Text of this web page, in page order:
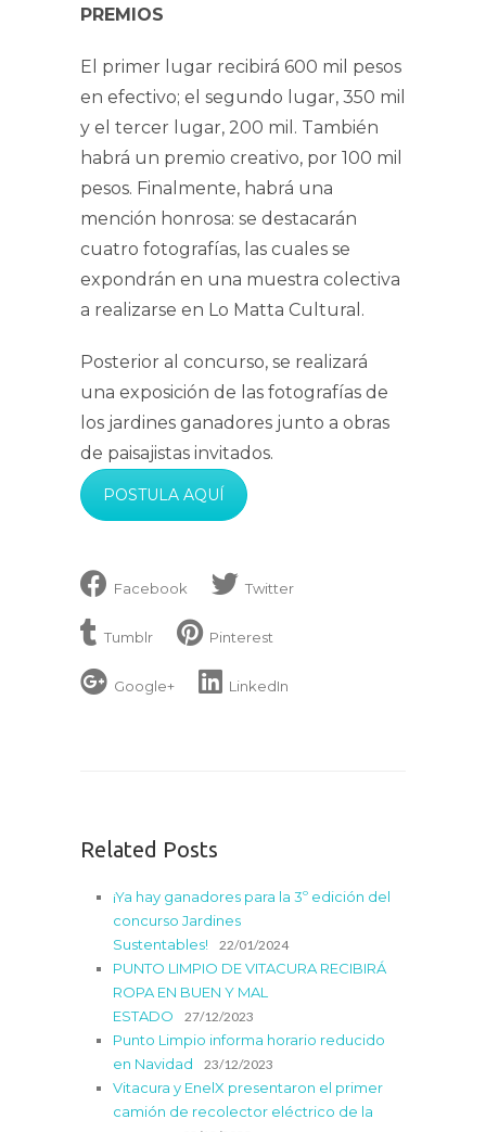
PREMIOS
El primer lugar recibirá 600 mil pesos
en efectivo; el segundo lugar, 350 mil
y el tercer lugar, 200 mil. También
habrá un premio creativo, por 100 mil
pesos. Finalmente, habrá una
mención honrosa: se destacarán
cuatro fotografías, las cuales se
expondrán en una muestra colectiva
a realizarse en Lo Matta Cultural.
Posterior al concurso, se realizará
una exposición de las fotografías de
los jardines ganadores junto a obras
de paisajistas invitados.
POSTULA AQUÍ
Facebook Twitter
Tumblr Pinterest
Google+ LinkedIn
Related Posts
¡Ya hay ganadores para la 3º edición del
concurso Jardines
Sustentables!
22/01/2024
PUNTO LIMPIO DE VITACURA RECIBIRÁ
ROPA EN BUEN Y MAL
ESTADO
27/12/2023
Punto Limpio informa horario reducido
en Navidad
23/12/2023
Vitacura y EnelX presentaron el primer
camión de recolector eléctrico de la